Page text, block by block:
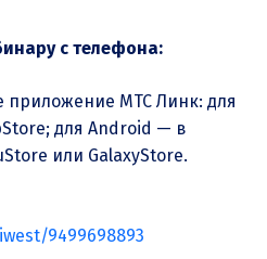
с телефона:
приложение МТС Линк: для
для Аndroid — в
или GalaxyStore.
9499698893